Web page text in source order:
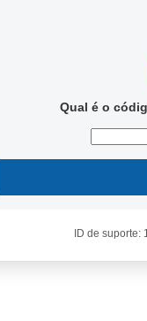
Qual é o
ID de